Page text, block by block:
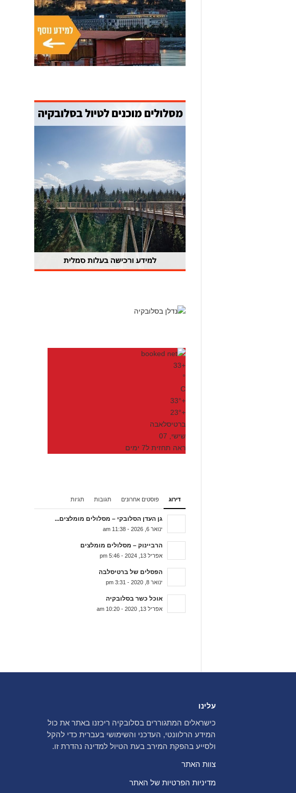
+
33
°
C
+
33°
+
23°
ברטיסלאבה
שישי, 07
ראה תחזית ל7 ימים
דירוג פוסטים אחרונים תגובות תגיות
גן העדן הסלובקי – מסלולים מומלצים...
ינואר 6, 2026 - 11:38 am
הרביינוק – מסלולים מומלצים
אפריל 13, 2024 - 5:46 pm
הפסלים של ברטיסלבה
ינואר 8, 2020 - 3:31 pm
אוכל כשר בסלובקיה
אפריל 13, 2020 - 10:20 am
עלינו
כישראלים המתגוררים בסלובקיה ריכזנו באתר את כול
המידע הרלוונטי, העדכני והשימושי בעברית כדי להקל
ולסייע בהפקת המירב בעת הטיול למדינה נהדרת זו.
צוות האתר
מדיניות הפרטיות של האתר